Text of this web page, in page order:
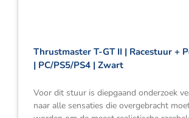
Thrustmaster T-GT II | Racestuur +
| PC/PS5/PS4 | Zwart
Voor dit stuur is diepgaand onderzoek
naar alle sensaties die overgebracht